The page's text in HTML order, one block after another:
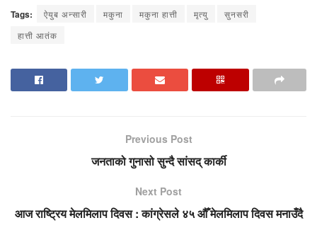
Tags: ऐयुब अन्सारी मकुना मकुना हात्ती मृत्यु
सुनसरी
हात्ती आतंक
Previous Post
जनताको गुनासो सुन्दै सांसद् कार्की
Next Post
आज राष्ट्रिय मेलमिलाप दिवस : कांग्रेसले ४५ औँ मेलमिलाप दिवस मनाउँदै